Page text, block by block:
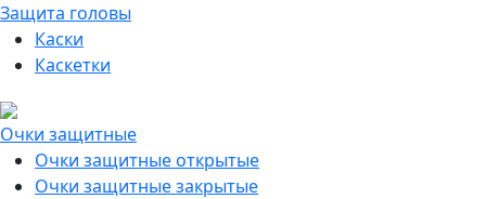
Защита головы
Каски
Каскетки
Очки защитные
Очки защитные открытые
Очки защитные закрытые